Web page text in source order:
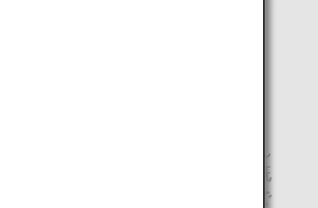
港まで鮮度が命の品物を自ら運ん
ペースを活用することにより、既
った少量生産の農産物、首都圏で